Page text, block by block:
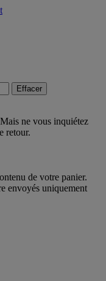
Effacer
ne vous inquiétez
retour.
de votre panier.
envoyés uniquement